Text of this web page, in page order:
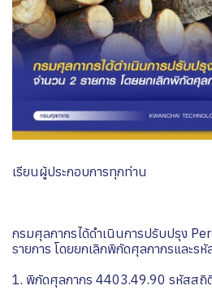
เรียนผู้ประกอบการทุกท่าน
กรมศุลกากรได้ดำเนินการปรับปรุง
รายการ โดยยกเลิกพิกัดศุลกากรและร
1. พิกัดศุลกากร 4403.49.90 รหัสสถิ